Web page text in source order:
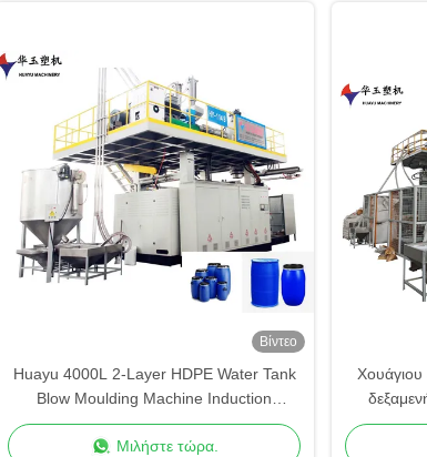
Βίντεο
Huayu 4000L 2-Layer HDPE Water Tank
Blow Moulding Machine Induction
Heating Technology Cost-Effective
Storage Production
Μιλήστε τώρα.